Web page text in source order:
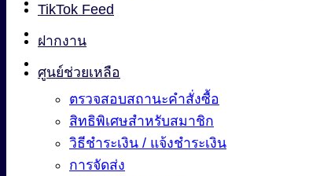
TikTok Feed
ฝากงาน
ศูนย์ช่วยเหลือ
ตรวจสอบสถานะคำสั่งซื้อ
สิทธิพิเศษสำหรับสมาชิก
วิธีชำระเงิน / แจ้งชำระเงิน
การจัดส่ง